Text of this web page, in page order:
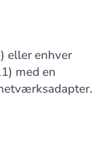
eller enhver
med en